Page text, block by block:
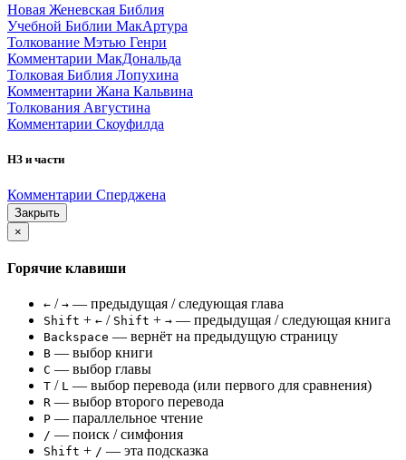
Новая Женевская Библия
Учебной Библии МакАртура
Толкование Мэтью Генри
Комментарии МакДональда
Толковая Библия Лопухина
Комментарии Жана Кальвина
Толкования Августина
Комментарии Скоуфилда
НЗ и части
Комментарии Сперджена
Закрыть
×
Горячие клавиши
← / → — предыдущая / следующая глава
Shift + ← / Shift + → — предыдущая / следующая книга
Backspace — вернёт на предыдущую страницу
B — выбор книги
C — выбор главы
T / L — выбор перевода (или первого для сравнения)
R — выбор второго перевода
P — параллельное чтение
/ — поиск / симфония
Shift + / — эта подсказка